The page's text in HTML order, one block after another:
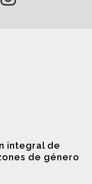
integral de
de género